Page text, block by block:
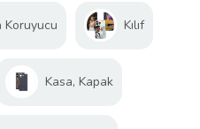
Koruyucu Kılıf
Kasa, Kapak